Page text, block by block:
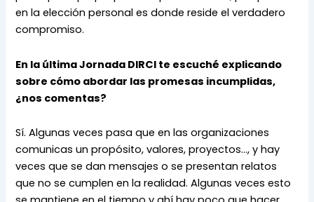
en la elección personal es donde reside el verdadero
compromiso.
En la última Jornada DIRCI te escuché explicando
sobre cómo abordar las promesas incumplidas,
¿nos comentas?
Sí. Algunas veces pasa que en las organizaciones
comunicas un propósito, valores, proyectos…, y hay
veces que se dan mensajes o se presentan relatos
que no se cumplen en la realidad. Algunas veces esto